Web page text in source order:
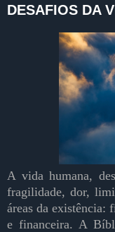
DESAFIOS DA
A vida humana,
fragilidade, dor,
áreas da existência:
e financeira. A